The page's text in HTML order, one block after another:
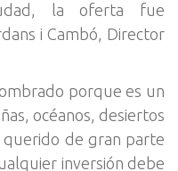
la oferta fue
i Cambó, Director
porque es un
océanos, desiertos
de gran parte
inversión debe